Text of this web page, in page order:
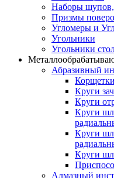
Наборы
Призмы
Угломеры и
Угольники
Угольники
Абразивный
Круги
Круги
Круги
Круги
Круги
Алмазный